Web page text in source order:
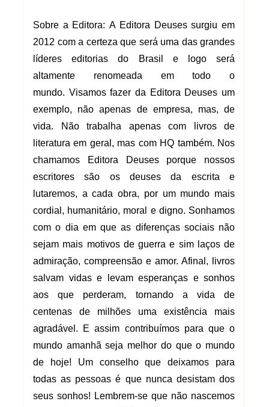
Sobre a Editora:A Editora Deuses surgiu em
2012 com a certeza que será uma das grandes
líderes editoriasdo Brasil e logo será
altamente renomeada em todo o
mundo. Visamos fazer da Editora Deuses um
exemplo, não apenas de empresa, mas, de
vida. Não trabalha apenas com livros de
literatura em geral, mas com HQ também. Nos
chamamos Editora Deuses porque nossos
escritores são os deuses da escrita e
lutaremos, a cada obra, por um mundo mais
cordial, humanitário, moral e digno. Sonhamos
com o dia em que as diferenças sociais não
sejam mais motivos de guerra e sim laços de
admiração, compreensão e amor. Afinal, livros
salvam vidas e levam esperanças e sonhos
aos que perderam, tornando a vida de
centenas de milhões uma existência mais
agradável. E assim contribuímos para que o
mundo amanhã seja melhor do que o mundo
de hoje! Um conselho que deixamos para
todas as pessoas é que nunca desistam dos
seus sonhos! Lembrem-se que não nascemos